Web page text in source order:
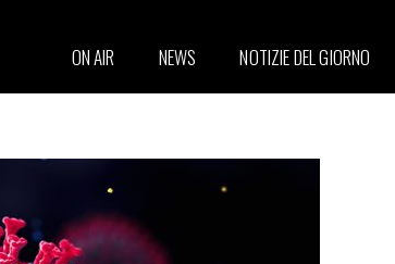
ON AIR NEWS NOTIZIE DEL GIORNO